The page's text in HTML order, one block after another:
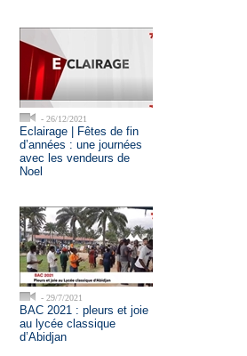
- 26/12/2021
Eclairage | Fêtes de fin
d’années : une journées
avec les vendeurs de
Noel
- 29/7/2021
BAC 2021 : pleurs et joie
au lycée classique
d’Abidjan